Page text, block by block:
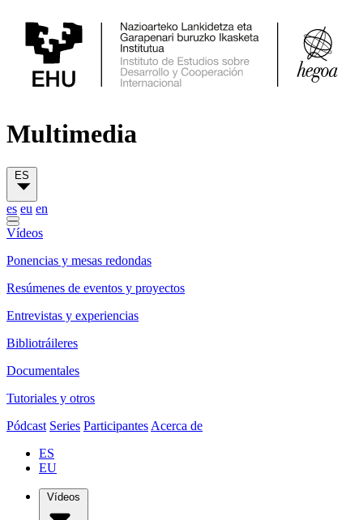
Multimedia
ES
es eu en
Vídeos
Ponencias y mesas redondas
Resúmenes de eventos y proyectos
Entrevistas y experiencias
Bibliotráileres
Documentales
Tutoriales y otros
Pódcast Series Participantes Acerca de
ES
EU
Vídeos